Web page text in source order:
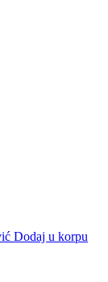
Dodaj u korpu